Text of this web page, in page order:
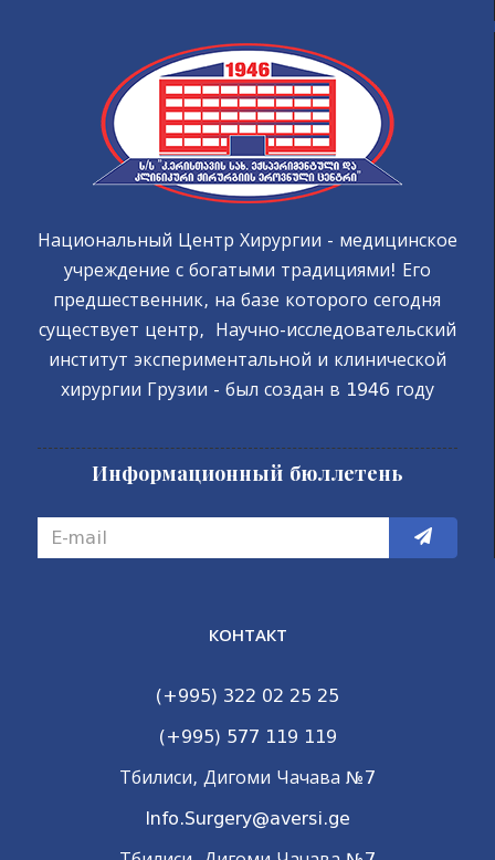
Национальный Центр Хирургии - медицинское
учреждение с богатыми традициями! Его
предшественник, на базе которого сегодня
существует центр, Научно-исследовательский
институт экспериментальной и клинической
хирургии Грузии - был создан в 1946 году
Информационный бюллетень
КОНТАКТ
(+995) 322 02 25 25
(+995) 577 119 119
Тбилиси, Дигоми Чачава №7
Info.Surgery@aversi.ge